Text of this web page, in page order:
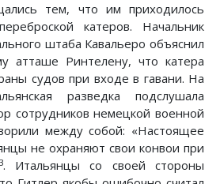
тем, что им приходилось
катеров. Начальник
штаба Кавальеро объяснил
атташе Ринтелену, что катера
судов при входе в гавани. На
разведка подслушала
сотрудников немецкой военной
между собой: «Настоящее
не охраняют свои конвои при
. Итальянцы со своей стороны